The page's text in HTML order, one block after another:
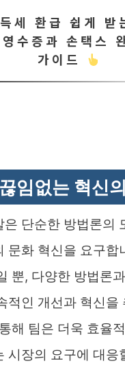
세 환급 쉽게 받
수증과 손택스
가이드
임없는 혁신
은 단순한 방법론의
문화 혁신을 요구합
뿐, 다양한 방법론
적인 개선과 혁신을
해 팀은 더욱 효율
시장의 요구에 대응